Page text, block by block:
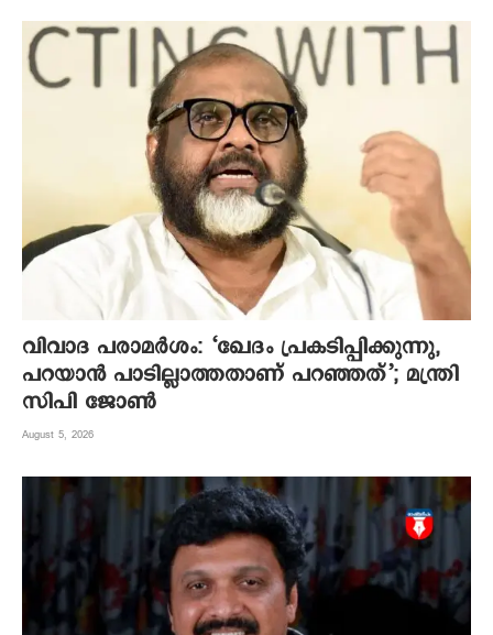
വിവാദ പരാമർശം: ‘ഖേദം പ്രകടിപ്പിക്കുന്നു,
പറയാൻ പാടില്ലാത്തതാണ് പറഞ്ഞത്’; മന്ത്രി
സിപി ജോൺ
August 5, 2026